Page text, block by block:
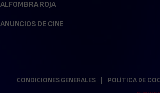
ALFOMBRA ROJA
ANUNCIOS DE CINE
CONDICIONES GENERALES POLÍTICA DE